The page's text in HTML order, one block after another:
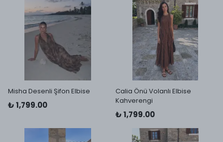
Misha Desenli Şifon Elbise
₺ 1,799.00
Calia Önü Volanlı Elbise
Kahverengi
₺ 1,799.00